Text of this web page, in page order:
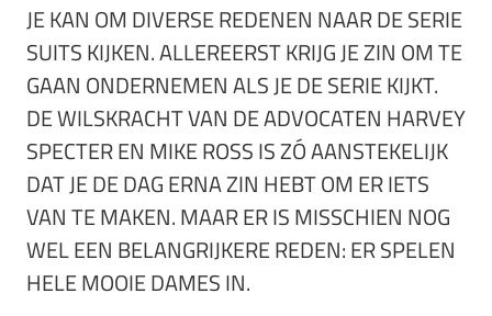
JE KAN OM DIVERSE REDENEN NAAR DE SERIE
SUITS KIJKEN. ALLEREERST KRIJG JE ZIN OM TE
GAAN ONDERNEMEN ALS JE DE SERIE KIJKT.
DE WILSKRACHT VAN DE ADVOCATEN HARVEY
SPECTER EN MIKE ROSS IS ZÓ AANSTEKELIJK
DAT JE DE DAG ERNA ZIN HEBT OM ER IETS
VAN TE MAKEN. MAAR ER IS MISSCHIEN NOG
WEL EEN BELANGRIJKERE REDEN: ER SPELEN
HELE MOOIE DAMES IN.